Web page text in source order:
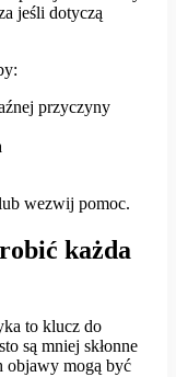
jeśli dotyczą
przyczyny
wezwij pomoc.
każda
to klucz do
są mniej skłonne
objawy mogą być